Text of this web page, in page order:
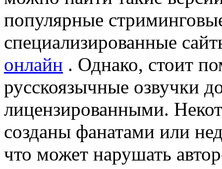
популярные
специализированные
онлайн . Однако, стоит
русскоязычные озвучки
лицензированными.
созданы фанатами или
что может нарушать